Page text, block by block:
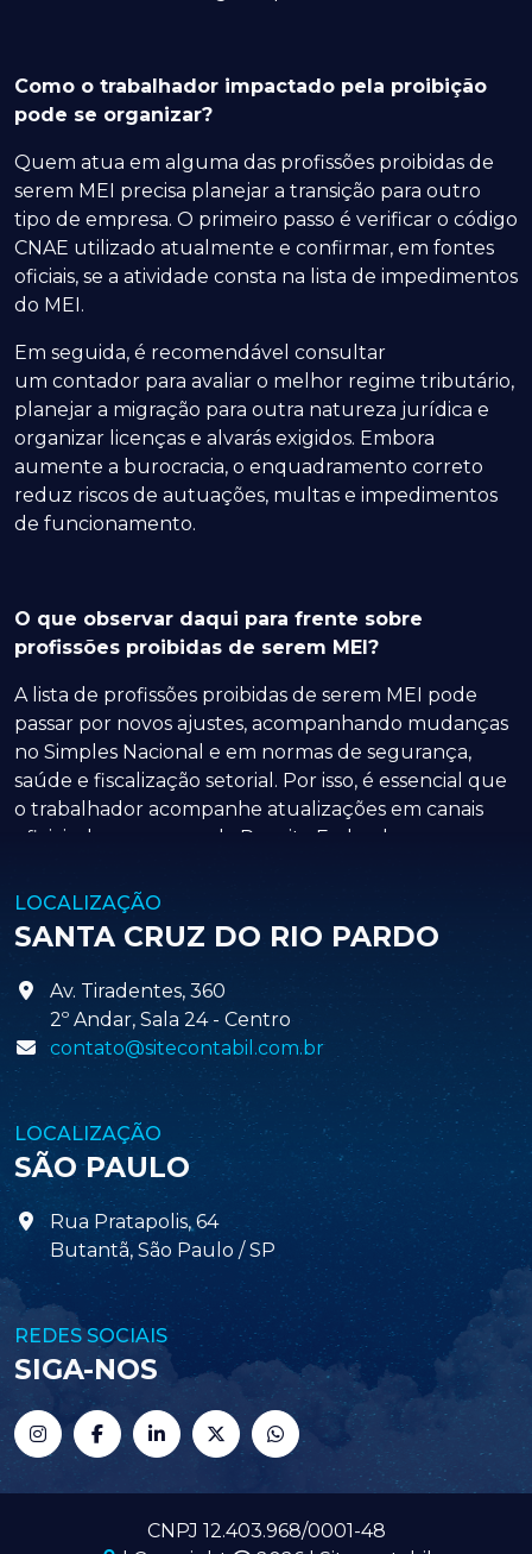
Como o trabalhador impactado pela proibição
pode se organizar?
Quem atua em alguma das profissões proibidas de
serem MEI precisa planejar a transição para outro
tipo de empresa. O primeiro passo é verificar o código
CNAE utilizado atualmente e confirmar, em fontes
oficiais, se a atividade consta na lista de impedimentos
do MEI.
Em seguida, é recomendável consultar
um contador para avaliar o melhor regime tributário,
planejar a migração para outra natureza jurídica e
organizar licenças e alvarás exigidos. Embora
aumente a burocracia, o enquadramento correto
reduz riscos de autuações, multas e impedimentos
de funcionamento.
O que observar daqui para frente sobre
profissões proibidas de serem MEI?
A lista de profissões proibidas de serem MEI pode
passar por novos ajustes, acompanhando mudanças
no Simples Nacional e em normas de segurança,
saúde e fiscalização setorial. Por isso, é essencial que
o trabalhador acompanhe atualizações em canais
oficiais do governo e da Receita Federal.
Monitorar alterações de CNAEs, exigências de
conselhos profissionais e regras de licenciamento
ajuda a evitar desenquadramentos inesperados. Assim,
organizar com antecedência e escolher o regime
empresarial mais adequado ao seu tipo de serviço.
LOCALIZAÇÃO
SANTA CRUZ DO RIO PARDO
Av. Tiradentes, 360
2º Andar, Sala 24 - Centro
contato@sitecontabil.com.br
LOCALIZAÇÃO
SÃO PAULO
Rua Pratapolis, 64
Butantã, São Paulo / SP
REDES SOCIAIS
SIGA-NOS
CNPJ 12.403.968/0001-48